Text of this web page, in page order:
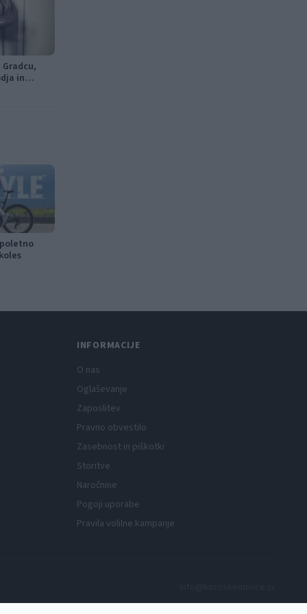
in
INFORMACIJE
O nas
Oglaševanje
Zaposlitev
Pravno obvestilo
Zasebnost in piškotki
Storitve
Naročnine
Pogoji uporabe
Pravila volilne kampanje